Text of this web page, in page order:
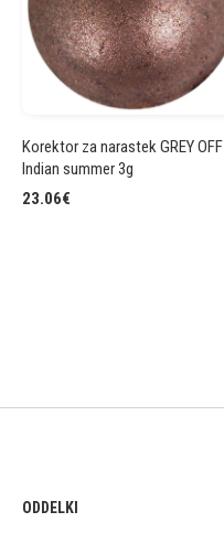
Korektor za narastek GREY OFF
Indian summer 3g
23.06€
ODDELKI